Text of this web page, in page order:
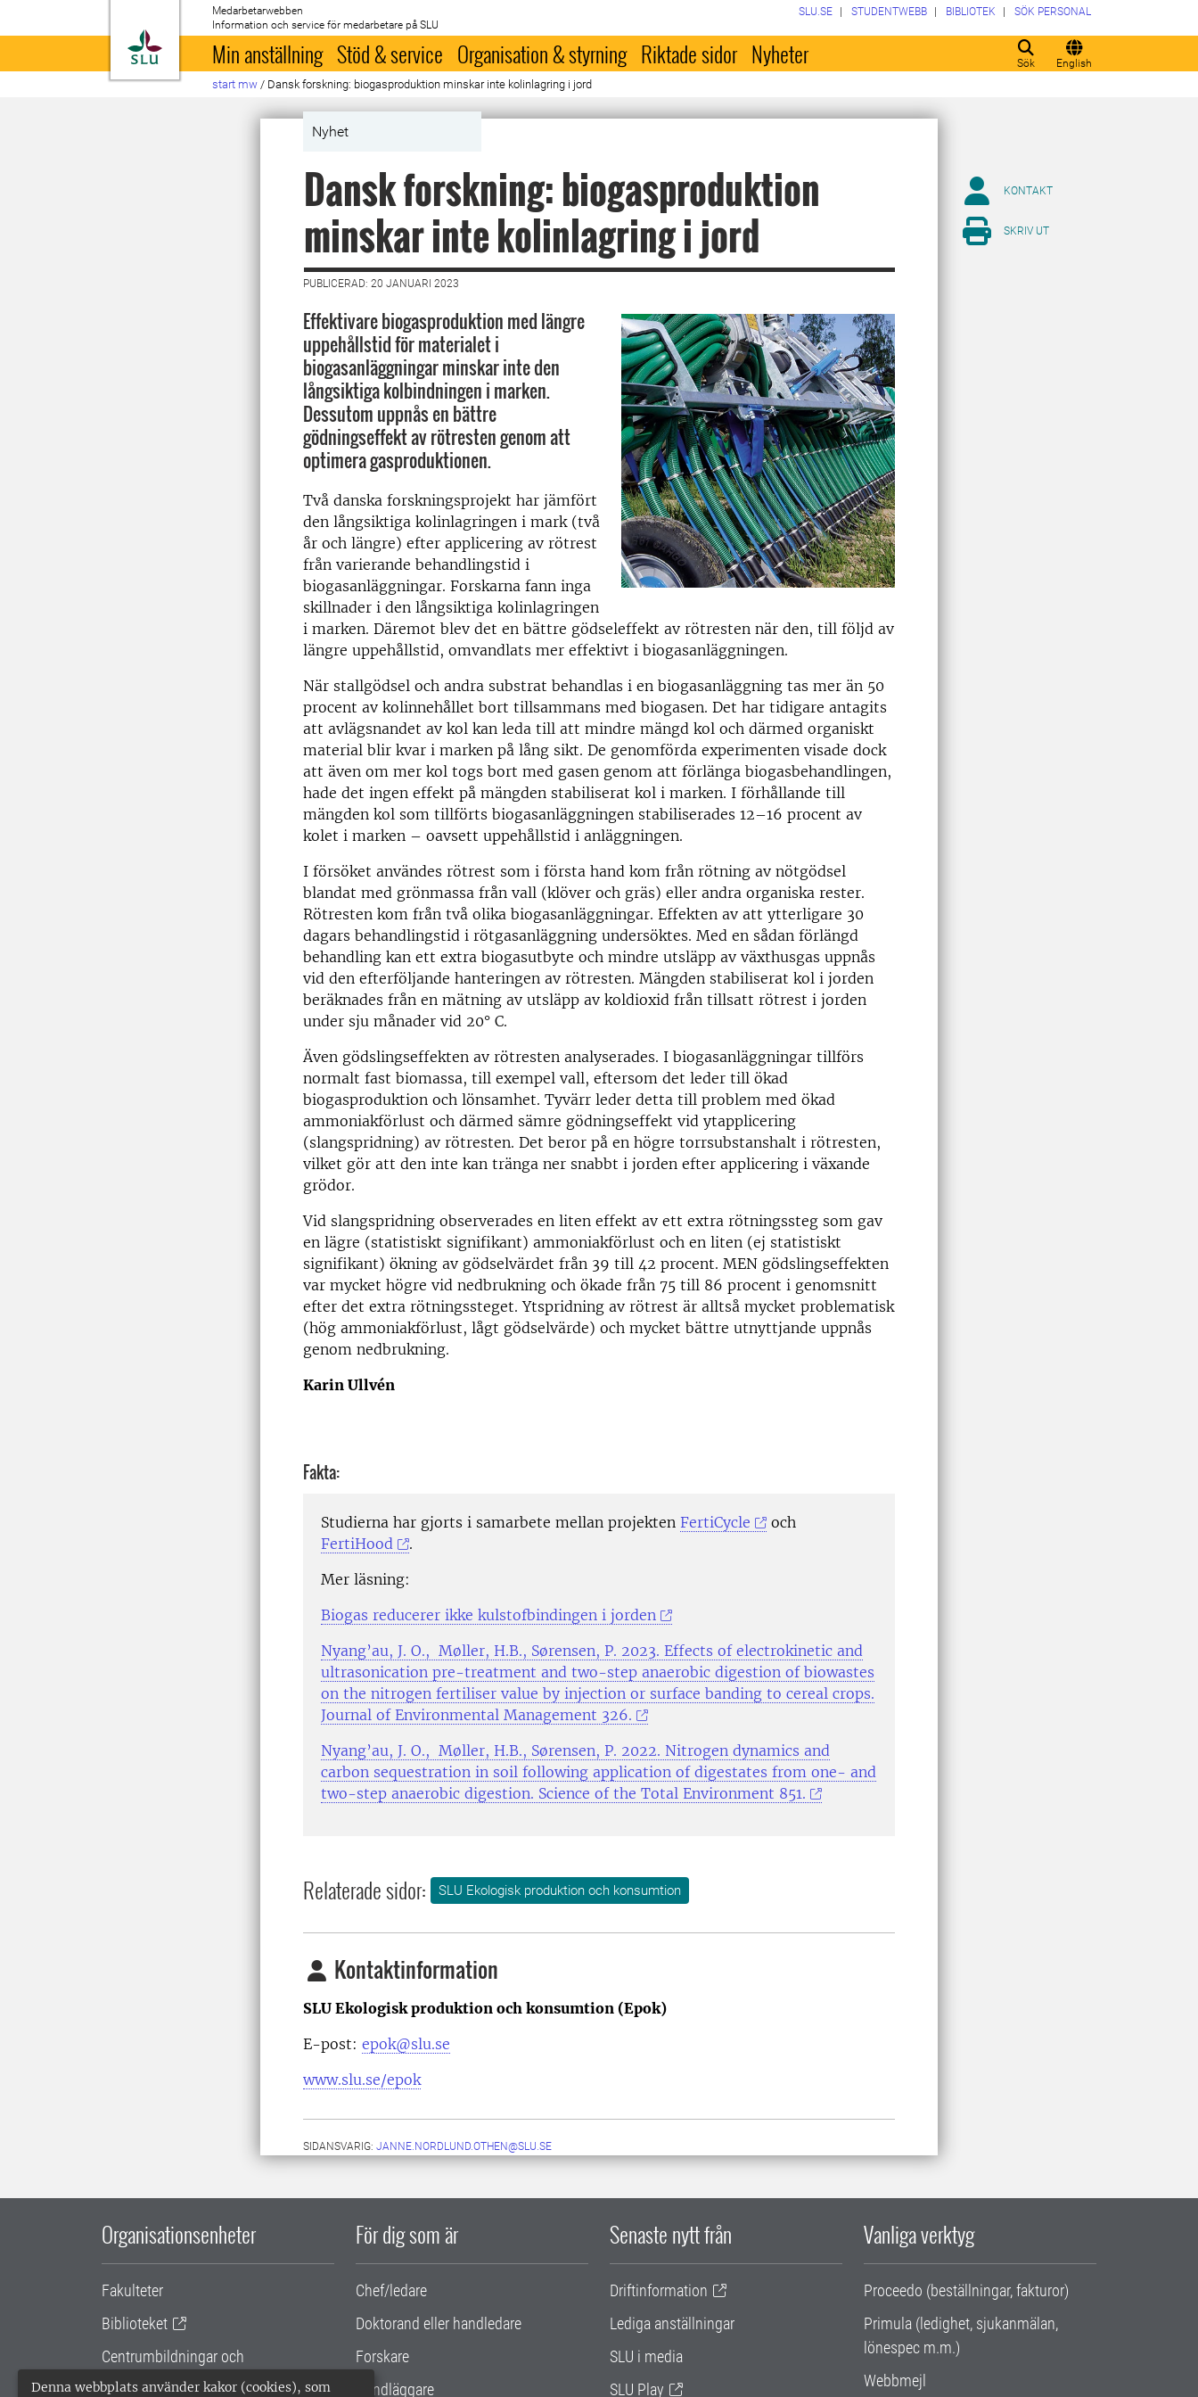
Denna webbplats använder kakor (cookies), som
Till startsida
Medarbetarwebben
Information och service för medarbetare på SLU
Sök English
SLU.SE STUDENTWEBB BIBLIOTEK SÖK PERSONAL
Min anställning Stöd & service Organisation & styrning Riktade sidor Nyheter
start mw / Dansk forskning: biogasproduktion minskar inte kolinlagring i jord
Nyhet
Dansk forskning: biogasproduktion
minskar inte kolinlagring i jord
PUBLICERAD: 20 JANUARI 2023
Effektivare biogasproduktion med längre
uppehållstid för materialet i
biogasanläggningar minskar inte den
långsiktiga kolbindningen i marken.
Dessutom uppnås en bättre
gödningseffekt av rötresten genom att
optimera gasproduktionen.
Två danska forskningsprojekt har jämfört
den långsiktiga kolinlagringen i mark (två
år och längre) efter applicering av rötrest
från varierande behandlingstid i
biogasanläggningar. Forskarna fann inga
skillnader i den långsiktiga kolinlagringen
i marken. Däremot blev det en bättre gödseleffekt av rötresten när den, till följd av
längre uppehållstid, omvandlats mer effektivt i biogasanläggningen.
När stallgödsel och andra substrat behandlas i en biogasanläggning tas mer än 50
procent av kolinnehållet bort tillsammans med biogasen. Det har tidigare antagits
att avlägsnandet av kol kan leda till att mindre mängd kol och därmed organiskt
material blir kvar i marken på lång sikt. De genomförda experimenten visade dock
att även om mer kol togs bort med gasen genom att förlänga biogasbehandlingen,
hade det ingen effekt på mängden stabiliserat kol i marken. I förhållande till
mängden kol som tillförts biogasanläggningen stabiliserades 12–16 procent av
kolet i marken – oavsett uppehållstid i anläggningen.
I försöket användes rötrest som i första hand kom från rötning av nötgödsel
blandat med grönmassa från vall (klöver och gräs) eller andra organiska rester.
Rötresten kom från två olika biogasanläggningar. Effekten av att ytterligare 30
dagars behandlingstid i rötgasanläggning undersöktes. Med en sådan förlängd
behandling kan ett extra biogasutbyte och mindre utsläpp av växthusgas uppnås
vid den efterföljande hanteringen av rötresten. Mängden stabiliserat kol i jorden
beräknades från en mätning av utsläpp av koldioxid från tillsatt rötrest i jorden
under sju månader vid 20° C.
Även gödslingseffekten av rötresten analyserades. I biogasanläggningar tillförs
normalt fast biomassa, till exempel vall, eftersom det leder till ökad
biogasproduktion och lönsamhet. Tyvärr leder detta till problem med ökad
ammoniakförlust och därmed sämre gödningseffekt vid ytapplicering
(slangspridning) av rötresten. Det beror på en högre torrsubstanshalt i rötresten,
vilket gör att den inte kan tränga ner snabbt i jorden efter applicering i växande
grödor.
Vid slangspridning observerades en liten effekt av ett extra rötningssteg som gav
en lägre (statistiskt signifikant) ammoniakförlust och en liten (ej statistiskt
signifikant) ökning av gödselvärdet från 39 till 42 procent. MEN gödslingseffekten
var mycket högre vid nedbrukning och ökade från 75 till 86 procent i genomsnitt
efter det extra rötningssteget. Ytspridning av rötrest är alltså mycket problematisk
(hög ammoniakförlust, lågt gödselvärde) och mycket bättre utnyttjande uppnås
genom nedbrukning.
Karin Ullvén
Fakta:
Studierna har gjorts i samarbete mellan projekten FertiCycle
och
FertiHood
.
Mer läsning:
Biogas reducerer ikke kulstofbindingen i jorden
Nyang’au, J. O., Møller, H.B., Sørensen, P. 2023. Effects of electrokinetic and
ultrasonication pre-treatment and two-step anaerobic digestion of biowastes
on the nitrogen fertiliser value by injection or surface banding to cereal crops.
Journal of Environmental Management 326.
Nyang’au, J. O., Møller, H.B., Sørensen, P. 2022. Nitrogen dynamics and
carbon sequestration in soil following application of digestates from one- and
two-step anaerobic digestion. Science of the Total Environment 851.
Relaterade sidor: SLU Ekologisk produktion och konsumtion
Kontaktinformation
SLU Ekologisk produktion och konsumtion (Epok)
E-post: epok@slu.se
www.slu.se/epok
SIDANSVARIG: JANNE.NORDLUND.OTHEN@SLU.SE
KONTAKT
SKRIV UT
Organisationsenheter
Fakulteter
Biblioteket
Centrumbildningar och
samarbetsprojekt
För dig som är
Chef/ledare
Doktorand eller handledare
Forskare
Handläggare
Senaste nytt från
Driftinformation
Lediga anställningar
SLU i media
SLU Play
Vanliga verktyg
Proceedo (beställningar, fakturor)
Primula (ledighet, sjukanmälan,
lönespec m.m.)
Webbmejl